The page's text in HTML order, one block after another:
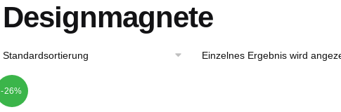
Designmagnete
Einzelnes Ergebnis wird
-26%